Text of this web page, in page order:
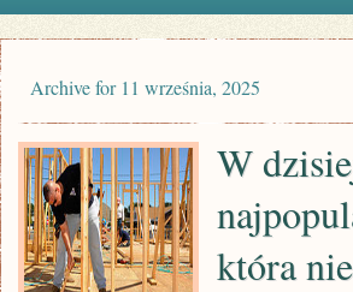
Archive for 11 września, 2025
W
która